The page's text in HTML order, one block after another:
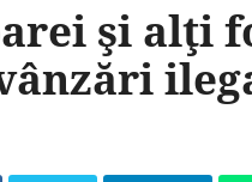
şi alţi